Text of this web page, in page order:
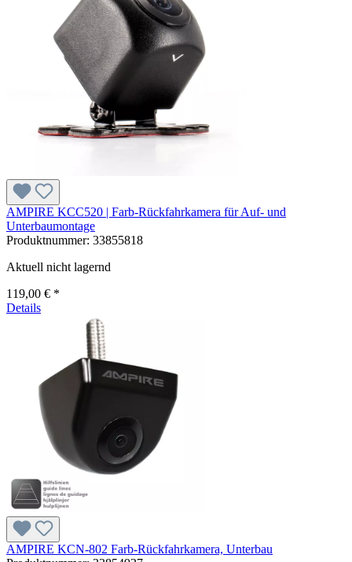
AMPIRE KCC520 | Farb-Rückfahrkamera für Auf- und
Unterbaumontage
Produktnummer: 33855818
Aktuell nicht lagernd
119,00 € *
Details
AMPIRE KCN-802 Farb-Rückfahrkamera, Unterbau